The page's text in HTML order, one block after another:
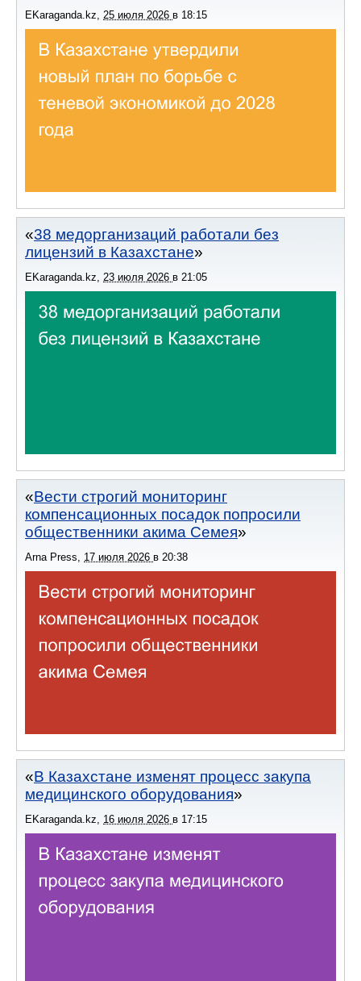
EKaraganda.kz, 25 июля 2026 в 18:15
38 медорганизаций работали без
лицензий в Казахстане
EKaraganda.kz, 23 июля 2026 в 21:05
Вести строгий мониторинг
компенсационных посадок попросили
общественники акима Семея
Arna Press 17 июля 2026 в 20:38
В Казахстане изменят процесс закупа
медицинского оборудования
EKaraganda.kz 16 июля 2026 в 17:15